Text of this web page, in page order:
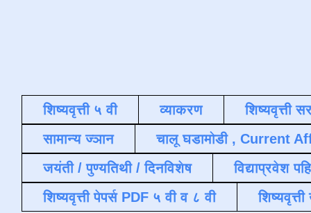
शिष्यवृत्ती ५ वी व्याकरण
शिष्यवृत्ती
सामान्य ज्ञान
चालू घडामोडी , Current
जयंती / पुण्यतिथी / दिनविशेष
विद्याप्रवेश
शिष्यवृत्ती पेपर्स PDF ५ वी व ८ वी